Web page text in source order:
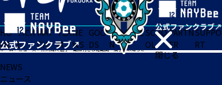
閉じる
HO
ME
TICK
ET
MAT
CH
TEA
M
NE
WS
GOO
DS
FA
N
ACADE
MY
SCHO
OL
PARTN
ER
SUPPO
RT
ホーム>ニュース>仲川輝人 選手 期限付き移籍期間 満了のお知らせ
NEWS
ニュース